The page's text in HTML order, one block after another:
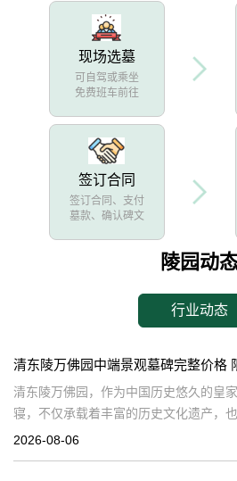
现场选墓
可自驾或乘坐
免费班车前往
签订合同
签订合同、支付
墓款、确认碑文
陵园动
行业动态
清东陵万佛园，作为中国历史悠久的皇
寝，不仅承载着丰富的历史文化遗产，
们缅怀先人、寄托哀思的重要场所。近年
2026-08-06